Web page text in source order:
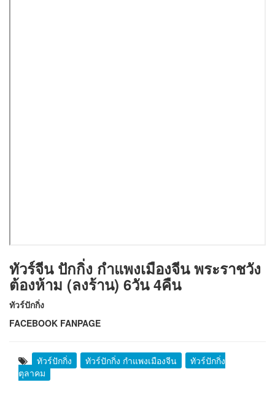
ทัวร์จีน ปักกิ่ง กำแพงเมืองจีน พระราชวัง
ต้องห้าม (ลงร้าน) 6วัน 4คืน
ทัวร์ปักกิ่ง
FACEBOOK FANPAGE
ทัวร์ปักกิ่ง ทัวร์ปักกิ่ง กำแพงเมืองจีน
ทัวร์ปักกิ่ง
ตุลาคม